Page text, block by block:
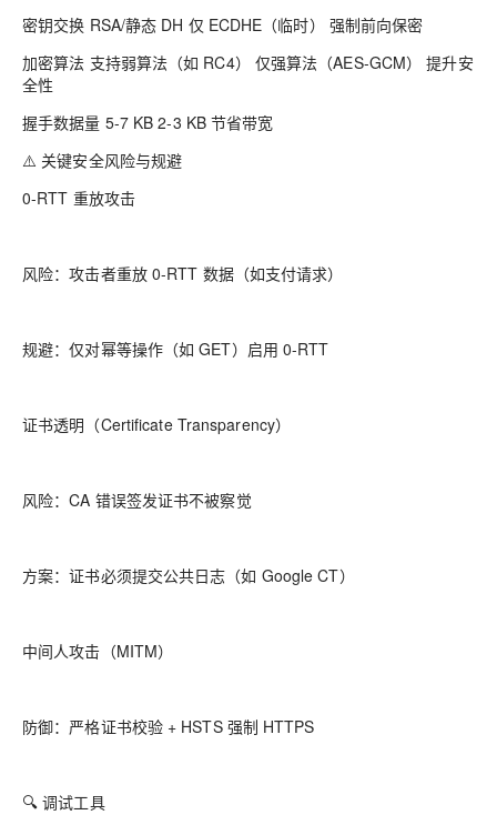
密钥交换 RSA/静态 DH 仅 ECDHE（临时） 强制前向保密
加密算法 支持弱算法（如 RC4） 仅强算法（AES-GCM） 提升安
全性
握手数据量 5-7 KB 2-3 KB 节省带宽
⚠️ 关键安全风险与规避
0-RTT 重放攻击
风险：攻击者重放 0-RTT 数据（如支付请求）
规避：仅对幂等操作（如 GET）启用 0-RTT
证书透明（Certificate Transparency）
风险：CA 错误签发证书不被察觉
方案：证书必须提交公共日志（如 Google CT）
中间人攻击（MITM）
防御：严格证书校验 + HSTS 强制 HTTPS
🔍 调试工具